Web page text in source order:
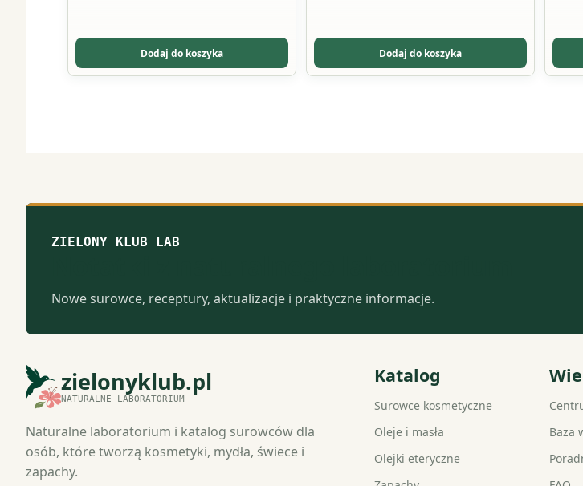
Dodaj do koszyka Dodaj do koszyka
ZIELONY KLUB LAB
Nowe surowce, receptury, aktualizacje i praktyczne informacje.
zielonyklub.pl
NATURALNE LABORATORIUM
Naturalne laboratorium i katalog surowców dla
osób, które tworzą kosmetyki, mydła, świece i
zapachy.
Katalog
Surowce kosmetyczne
Oleje i masła
Olejki eteryczne
Baza